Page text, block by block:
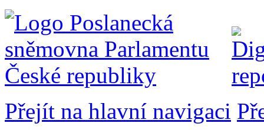
Přejít na hlavní navigaci